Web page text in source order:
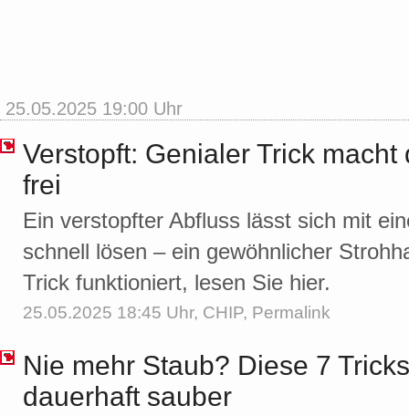
25.05.2025 19:00 Uhr
Verstopft: Genialer Trick
frei
Ein verstopfter Abfluss lässt sich mit
schnell lösen – ein gewöhnlicher
Trick funktioniert, lesen Sie hier.
25.05.2025 18:45 Uhr, CHIP, Permalink
Nie mehr Staub? Diese 7
dauerhaft sauber